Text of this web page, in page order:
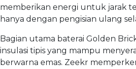
memberikan energi untuk jarak
hanya dengan pengisian ulang
Bagian utama baterai Golden
insulasi tipis yang mampu
berwarna emas. Zeekr